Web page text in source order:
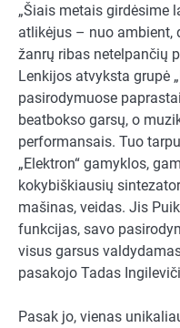
„Šiais metais girdėsime
atlikėjus – nuo ambient,
žanrų ribas netelpančių
Lenkijos atvyksta grupė
pasirodymuose
beatbokso garsų, o
performansais. Tuo
„Elektron“ gamyklos,
kokybiškiausių
mašinas, veidas. Jis
funkcijas, savo
visus garsus
pasakojo Tadas
Pasak jo, vienas